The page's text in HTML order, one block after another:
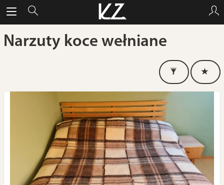
Narzuty koce wełniane